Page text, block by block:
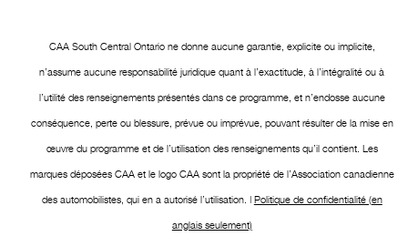
CAA South Central Ontario ne donne aucune garantie, explicite ou implicite,
n’assume aucune responsabilité juridique quant à l’exactitude, à l’intégralité ou à
l’utilité des renseignements présentés dans ce programme, et n’endosse aucune
conséquence, perte ou blessure, prévue ou imprévue, pouvant résulter de la mise en
œuvre du programme et de l’utilisation des renseignements qu’il contient. Les
marques déposées CAA et le logo CAA sont la propriété de l’Association canadienne
des automobilistes, qui en a autorisé l’utilisation. | Politique de confidentialité (en
anglais seulement)